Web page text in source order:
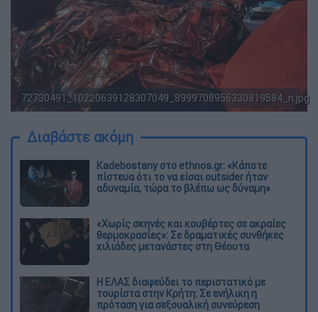
72730491_10220639128307049_8999708956330819584_n.jpg
Διαβάστε ακόμη
Kadebostany στο ethnos.gr: «Κάποτε
πίστευα ότι το να είσαι outsider ήταν
αδυναμία, τώρα το βλέπω ως δύναμη»
«Χωρίς σκηνές και κουβέρτες σε ακραίες
θερμοκρασίες»: Σε δραματικές συνθήκες
χιλιάδες μετανάστες στη Θέουτα
Η ΕΛΑΣ διαψεύδει το περιστατικό με
τουρίστα στην Κρήτη: Σε ενήλικη η
πρόταση για σεξουαλική συνεύρεση